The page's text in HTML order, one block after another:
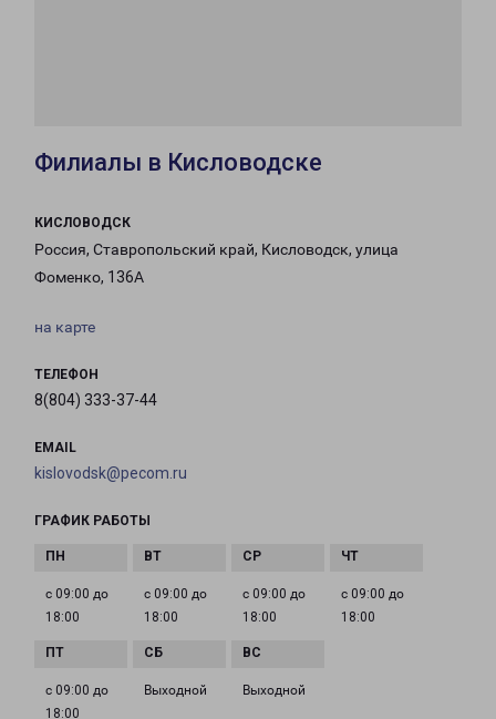
Филиалы в Кисловодске
КИСЛОВОДСК
Россия, Ставропольский край, Кисловодск, улица
Фоменко, 136А
на карте
ТЕЛЕФОН
8(804) 333-37-44
EMAIL
kislovodsk@pecom.ru
ГРАФИК РАБОТЫ
с 09:00 до
18:00
с 09:00 до
18:00
с 09:00 до
18:00
с 09:00 до
18:00
с 09:00 до
18:00
Выходной Выходной